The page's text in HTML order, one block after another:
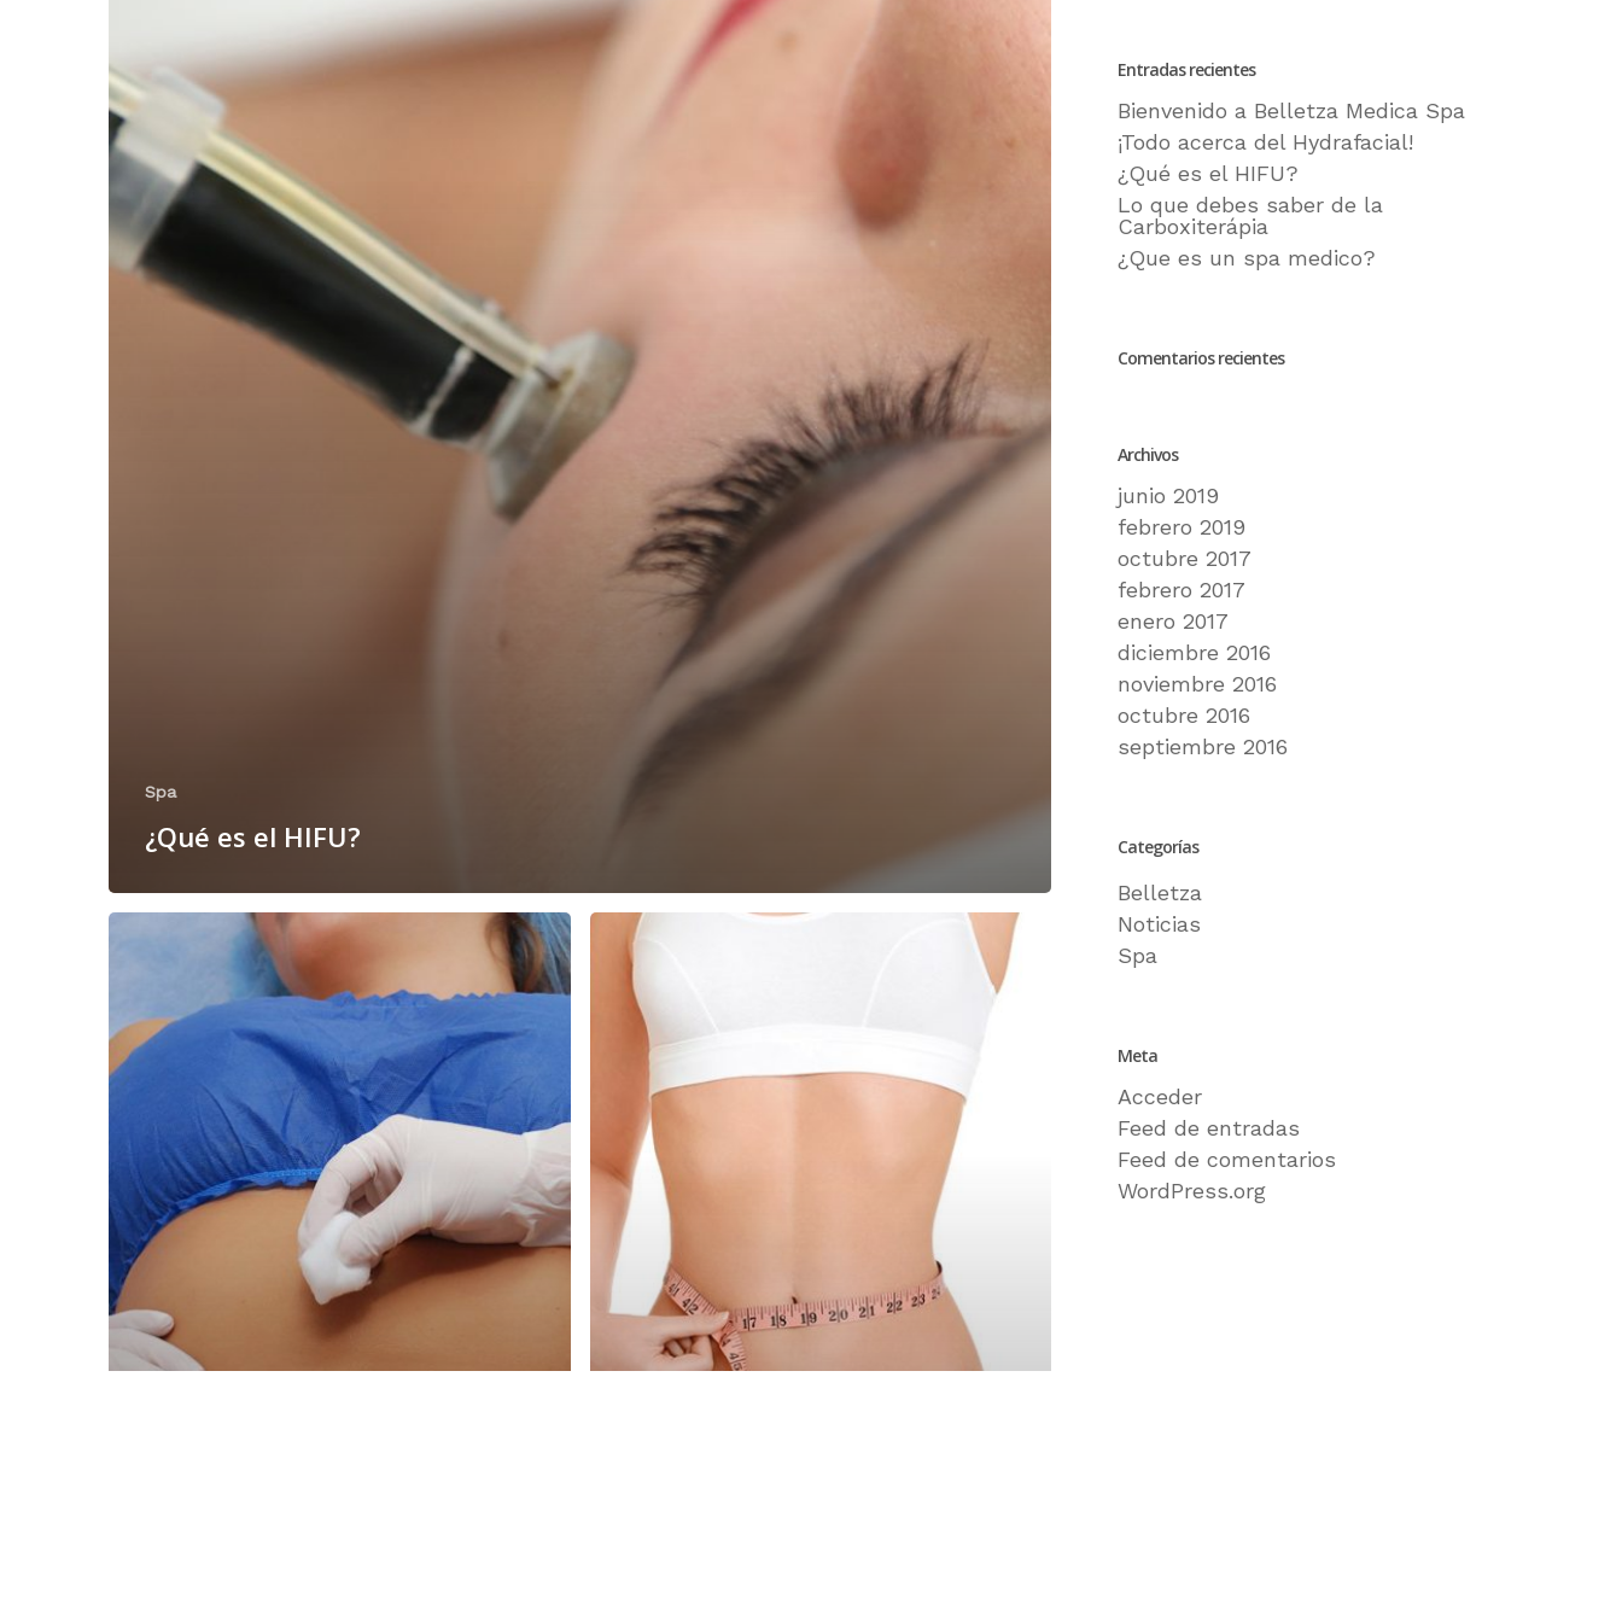
Spa
¿Qué es el HIFU?
Entradas recientes
Bienvenido a Belletza Medica Spa
¡Todo acerca del Hydrafacial!
¿Qué es el HIFU?
Lo que debes saber de la
Carboxiterápia
¿Que es un spa medico?
Comentarios recientes
Archivos
junio 2019
febrero 2019
octubre 2017
febrero 2017
enero 2017
diciembre 2016
noviembre 2016
octubre 2016
septiembre 2016
Categorías
Belletza
Noticias
Spa
Meta
Acceder
Feed de entradas
Feed de comentarios
WordPress.org